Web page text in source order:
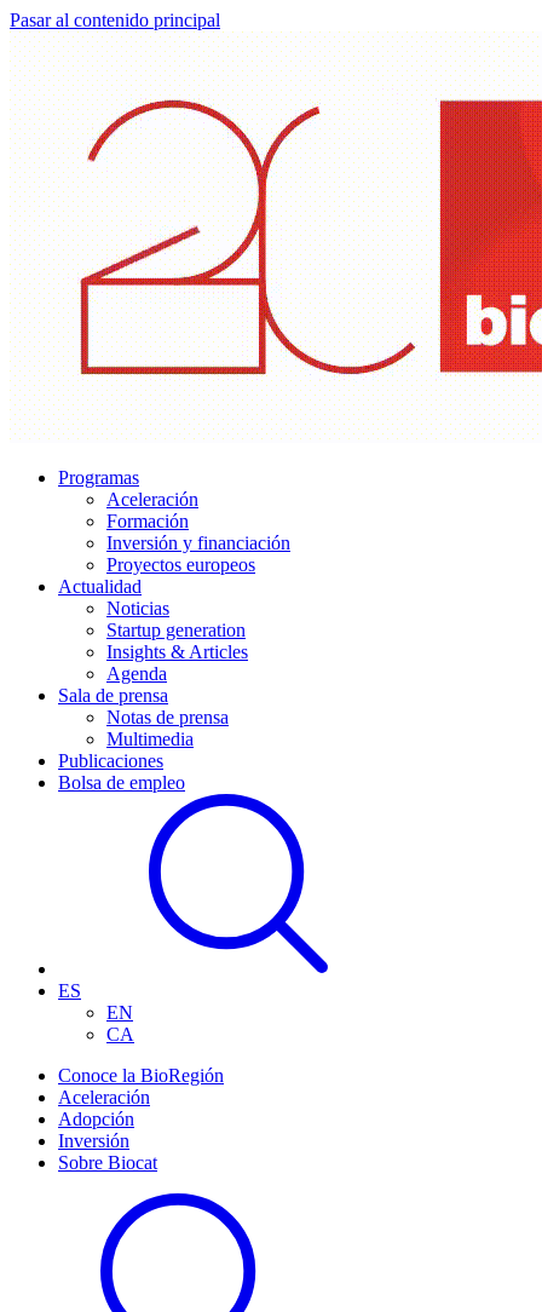
Pasar al contenido principal
Programas
Aceleración
Formación
Inversión y financiación
Proyectos europeos
Actualidad
Noticias
Startup generation
Insights & Articles
Agenda
Sala de prensa
Notas de prensa
Multimedia
Publicaciones
Bolsa de empleo
ES
EN
CA
Conoce la BioRegión
Aceleración
Adopción
Inversión
Sobre Biocat